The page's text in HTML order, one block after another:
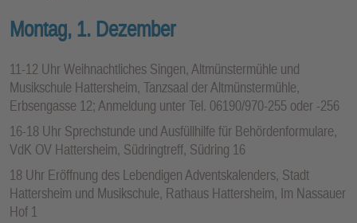
Montag, 1. Dezember
11-12 Uhr Weihnachtliches Singen, Altmünstermühle und
Musikschule Hattersheim, Tanzsaal der Altmünstermühle,
Erbsengasse 12; Anmeldung unter Tel. 06190/970-255 oder -256
16-18 Uhr Sprechstunde und Ausfüllhilfe für Behördenformulare,
VdK OV Hattersheim, Südringtreff, Südring 16
18 Uhr Eröffnung des Lebendigen Adventskalenders, Stadt
Hattersheim und Musikschule, Rathaus Hattersheim, Im Nassauer
Hof 1